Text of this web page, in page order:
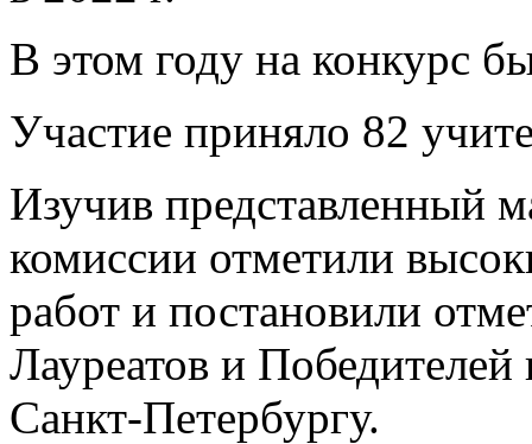
В этом году на конкурс
Участие приняло 82
Изучив представленный
комиссии отметили
работ и постановили
Лауреатов и
Санкт-Петербургу.